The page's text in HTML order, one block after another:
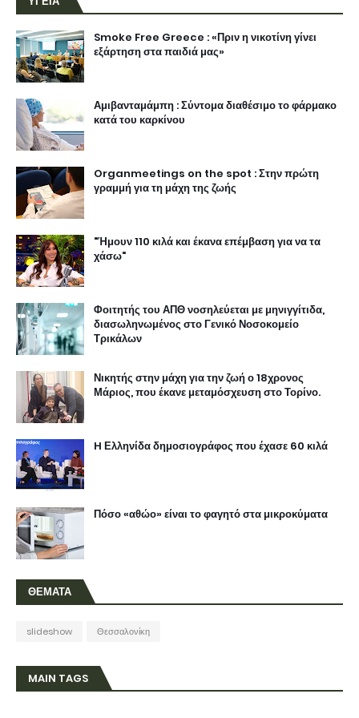
Smoke Free Greece : «Πριν η νικοτίνη γίνει
εξάρτηση στα παιδιά μας»
Αμιβανταμάμπη : Σύντομα διαθέσιμο το φάρμακο
κατά του καρκίνου
Organmeetings on the spot : Στην πρώτη
γραμμή για τη μάχη της ζωής
"Ήμουν 110 κιλά και έκανα επέμβαση για να τα
χάσω"
Φοιτητής του ΑΠΘ νοσηλεύεται με μηνιγγίτιδα,
διασωληνωμένος στο Γενικό Νοσοκομείο
Τρικάλων
Νικητής στην μάχη για την ζωή ο 18χρονος
Μάριος, που έκανε μεταμόσχευση στο Τορίνο.
H Ελληνίδα δημοσιογράφος που έχασε 60 κιλά
Πόσο «αθώο» είναι το φαγητό στα μικροκύματα
ΘΕΜΑΤΑ
slideshow Θεσσαλονίκη
MAIN TAGS